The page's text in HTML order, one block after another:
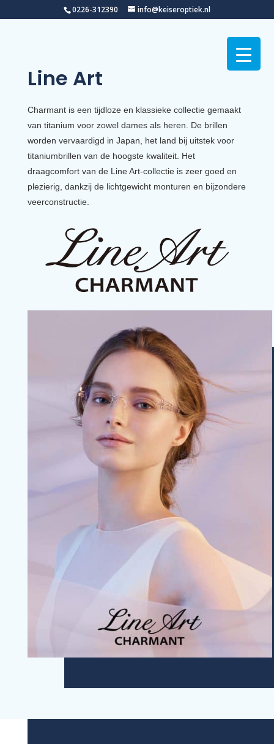
0226-312390 info@keiseroptiek.nl
Line Art
Charmant is een tijdloze en klassieke collectie gemaakt
van titanium voor zowel dames als heren. De brillen
worden vervaardigd in Japan, het land bij uitstek voor
titaniumbrillen van de hoogste kwaliteit. Het
draagcomfort van de Line Art-collectie is zeer goed en
plezierig, dankzij de lichtgewicht monturen en bijzondere
veerconstructie.